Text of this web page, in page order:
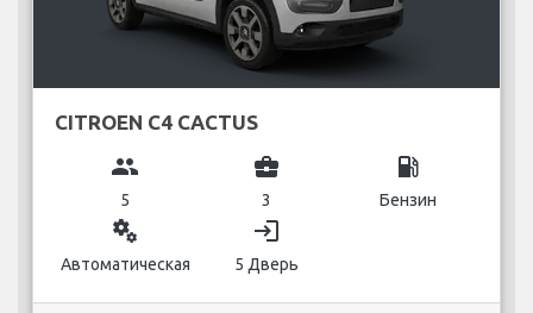
CITROEN C4 CACTUS
group
5
business_center
3
local_gas_station
Бензин
miscellaneous_services
Автоматическая
login
5 Дверь